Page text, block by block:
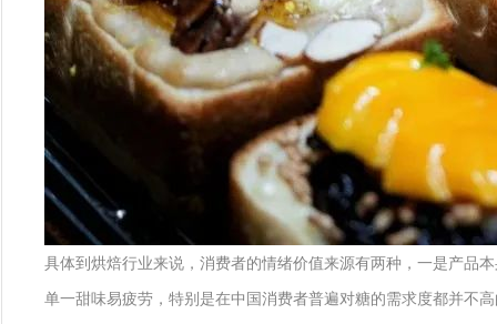
具体到烘焙行业来说，消费者的情绪价值来源有两种，一是产品
单一甜味易疲劳，特别是在中国消费者普遍对糖的需求度都并不